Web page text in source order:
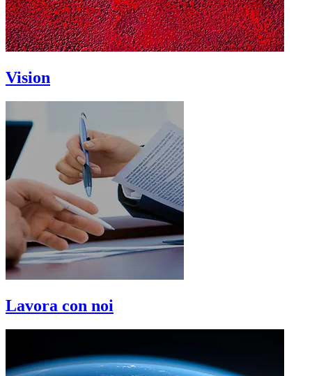
Vision
Lavora con noi